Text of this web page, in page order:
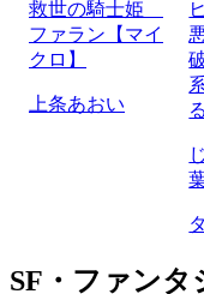
救世の騎士姫
ファラン【マイ
クロ】
上条あおい
SF・ファンタ